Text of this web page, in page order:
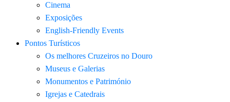
Cinema
Exposições
English-Friendly Events
Pontos Turísticos
Os melhores Cruzeiros no Douro​
Museus e Galerias
Monumentos e Património
Igrejas e Catedrais